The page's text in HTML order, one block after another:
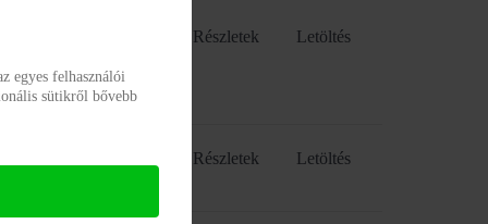
Letöltés
Részletek
Letöltés
Részletek
egyes felhasználói
sütikről bővebb